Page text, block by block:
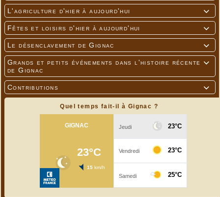

L'agriculture d'hier à aujourd'hui

Fêtes et loisirs d'hier à aujourd'hui

Le désenclavement de Gignac

Grands et petits événements dans l'histoire récente
de Gignac

Contributions
Quel temps fait-il à Gignac ?